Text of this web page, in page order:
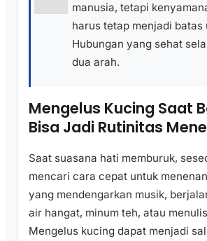
manusia, tetapi
harus tetap menjadi batas
Hubungan yang sehat
dua arah.
Mengelus Kucing Saat
Bisa Jadi Rutinitas
Saat suasana hati memburuk,
mencari cara cepat untuk
yang mendengarkan musik,
air hangat, minum teh, atau
Mengelus kucing dapat menjadi